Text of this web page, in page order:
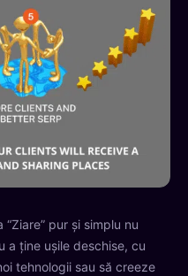
pur și simplu nu
a ține ușile deschise, cu
tehnologii sau să creeze